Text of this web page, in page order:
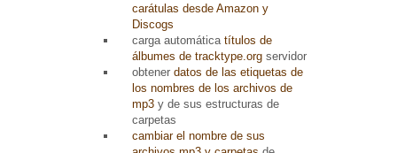
carátulas desde Amazon y
Discogs
carga automática títulos de
álbumes de tracktype.org servidor
obtener datos de las etiquetas de
los nombres de los archivos de
mp3 y de sus estructuras de
carpetas
cambiar el nombre de sus